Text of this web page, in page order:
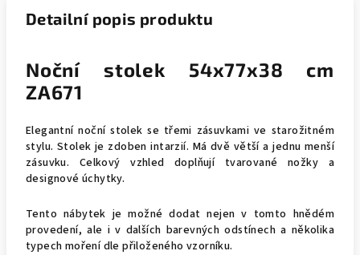
Detailní popis produktu
Noční stolek 54x77x38 cm
ZA671
Elegantní noční stolek se třemi zásuvkami ve starožitném
stylu. Stolek je zdoben intarzií. Má dvě větší a jednu menší
zásuvku. Celkový vzhled doplňují tvarované nožky a
designové úchytky.
Tento nábytek je možné dodat nejen v tomto hnědém
provedení, ale i v dalších barevných odstínech a několika
typech moření dle přiloženého vzorníku.